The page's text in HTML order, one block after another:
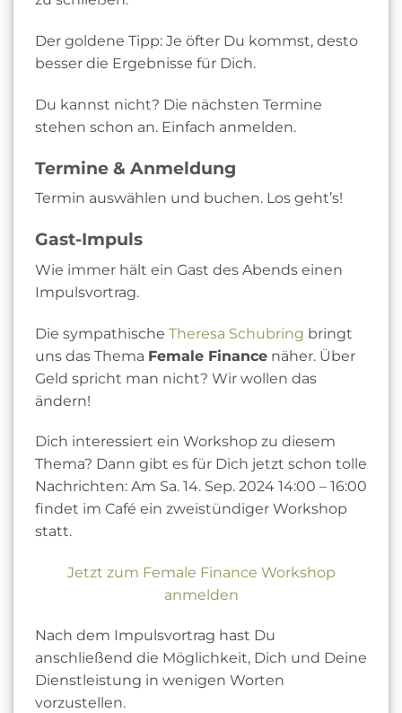
Der goldene Tipp: Je öfter Du kommst, desto
besser die Ergebnisse für Dich.
Du kannst nicht? Die nächsten Termine
stehen schon an. Einfach anmelden.
Termine & Anmeldung
Termin auswählen und buchen. Los geht’s!
Gast-Impuls
Wie immer hält ein Gast des Abends einen
Impulsvortrag.
Die sympathische Theresa Schubring bringt
uns das Thema Female Finance näher. Über
Geld spricht man nicht? Wir wollen das
ändern!
Dich interessiert ein Workshop zu diesem
Thema? Dann gibt es für Dich jetzt schon tolle
Nachrichten: Am Sa. 14. Sep. 2024 14:00 – 16:00
findet im Café ein zweistündiger Workshop
statt.
Jetzt zum Female Finance Workshop
anmelden
Nach dem Impulsvortrag hast Du
anschließend die Möglichkeit, Dich und Deine
Dienstleistung in wenigen Worten
vorzustellen.